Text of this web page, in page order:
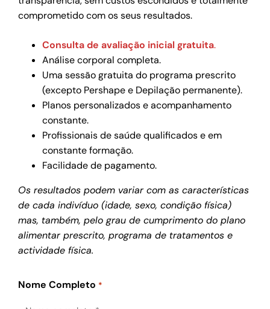
comprometido com os seus resultados.
Consulta de avaliação inicial gratuita.
Análise corporal completa.
Uma sessão gratuita do programa prescrito
(excepto Pershape e Depilação permanente).
Planos personalizados e acompanhamento
constante.
Profissionais de saúde qualificados e em
constante formação.
Facilidade de pagamento.
Os resultados podem variar com as características
de cada indivíduo (idade, sexo, condição física)
mas, também, pelo grau de cumprimento do plano
alimentar prescrito, programa de tratamentos e
actividade física.
Nome Completo *